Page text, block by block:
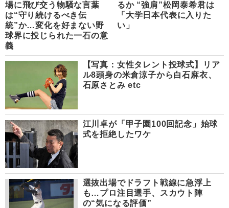
場に飛び交う物騒な言葉
は“守り続けるべき伝
統”か…変化を好まない野
球界に投じられた一石の意
義
るか “強肩”松岡泰希君は
「大学日本代表に入りた
い」
【写真：女性タレント投球式】リア
ル8頭身の米倉涼子から白石麻衣、
石原さとみ etc
江川卓が「甲子園100回記念」始球
式を拒絶したワケ
選抜出場でドラフト戦線に急浮上
も…プロ注目選手、スカウト陣
の“気になる評価”